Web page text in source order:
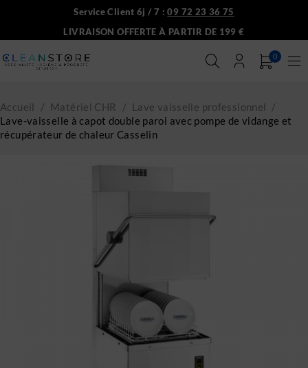
Service Client 6j / 7 :09 72 23 36 75
LIVRAISON OFFERTE À PARTIR DE 199 €
0
Accueil / Matériel CHR / Lave vaisselle professionnel
/
Lave-vaisselle à capot double paroi avec pompe de vidange et
récupérateur de chaleur Casselin